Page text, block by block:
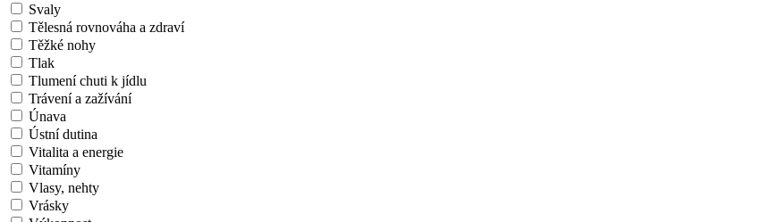
Svaly
Tělesná rovnováha a zdraví
Těžké nohy
Tlak
Tlumení chuti k jídlu
Trávení a zažívání
Únava
Ústní dutina
Vitalita a energie
Vitamíny
Vlasy, nehty
Vrásky